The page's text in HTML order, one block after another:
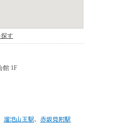
溜池山王駅、 赤坂見附駅